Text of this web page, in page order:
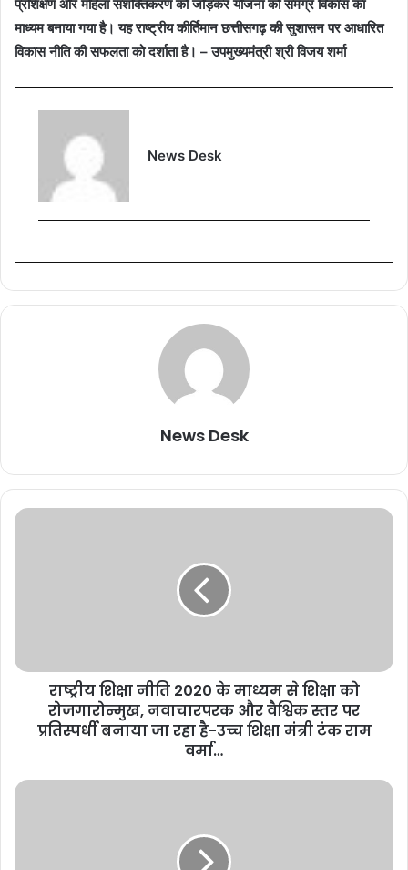
प्रशिक्षण और महिला सशक्तिकरण को जोड़कर योजना को समग्र विकास का
माध्यम बनाया गया है। यह राष्ट्रीय कीर्तिमान छत्तीसगढ़ की सुशासन पर आधारित
विकास नीति की सफलता को दर्शाता है। – उपमुख्यमंत्री श्री विजय शर्मा
News Desk
News Desk
राष्ट्रीय शिक्षा नीति 2020 के माध्यम से शिक्षा को
रोजगारोन्मुख, नवाचारपरक और वैश्विक स्तर पर
प्रतिस्पर्धी बनाया जा रहा है-उच्च शिक्षा मंत्री टंक राम
वर्मा…